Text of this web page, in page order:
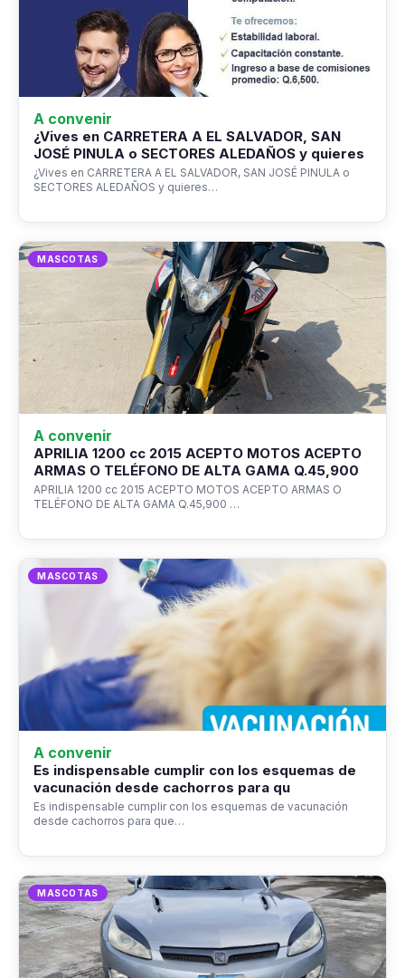
A convenir
¿Vives en CARRETERA A EL SALVADOR, SAN
JOSÉ PINULA o SECTORES ALEDAÑOS y quieres
¿Vives en CARRETERA A EL SALVADOR, SAN JOSÉ PINULA o
SECTORES ALEDAÑOS y quieres…
MASCOTAS
A convenir
APRILIA 1200 cc 2015 ACEPTO MOTOS ACEPTO
ARMAS O TELÉFONO DE ALTA GAMA Q.45,900
APRILIA 1200 cc 2015 ACEPTO MOTOS ACEPTO ARMAS O
TELÉFONO DE ALTA GAMA Q.45,900 …
MASCOTAS
A convenir
Es indispensable cumplir con los esquemas de
vacunación desde cachorros para qu
Es indispensable cumplir con los esquemas de vacunación
desde cachorros para que…
MASCOTAS